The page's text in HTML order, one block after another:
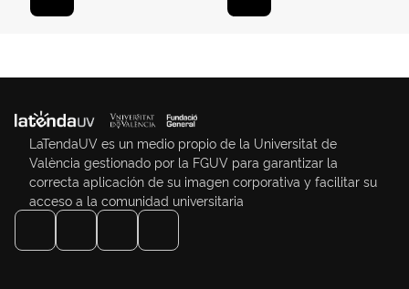
LaTendaUV es un medio propio de la Universitat de
València gestionado por la FGUV para garantizar la
correcta aplicación de su imagen corporativa y facilitar su
acceso a la comunidad universitaria